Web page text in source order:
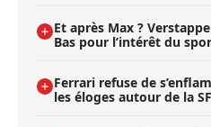
Et après Max ?
Bas pour l’intérêt du
Ferrari refuse de
les éloges autour de la